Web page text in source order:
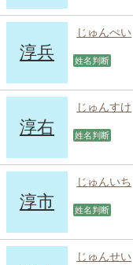
淳兵
じゅんぺい
姓名判断
淳右
じゅんすけ
姓名判断
淳市
じゅんいち
姓名判断
じゅんせい